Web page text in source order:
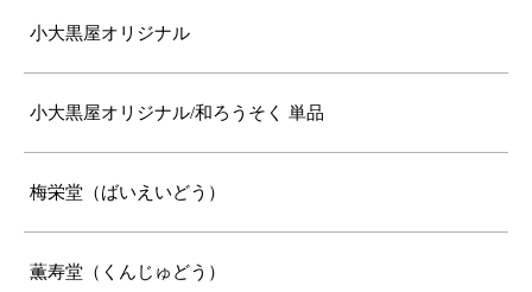
小大黒屋オリジナル
小大黒屋オリジナル/和ろうそく 単品
梅栄堂（ばいえいどう）
薫寿堂（くんじゅどう）